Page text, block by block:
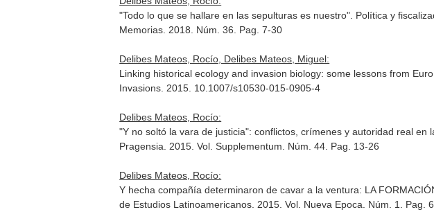
"Todo lo que se hallare en las sepulturas es nuestro". Política y
Memorias . 2018. Núm. 36. Pag. 7-30
Delibes Mateos, Rocío, Delibes Mateos, Miguel:
Linking historical ecology and invasion biology: some lessons from
Invasions . 2015. 10.1007/s10530-015-0905-4
Delibes Mateos, Rocío:
"Y no soltó la vara de justicia": conflictos, crímenes y autoridad real
Pragensia . 2015. Vol. Supplementum. Núm. 44. Pag. 13-26
Delibes Mateos, Rocío:
Y hecha compañía determinaron de cavar a la ventura: LA
de Estudios Latinoamericanos . 2015. Vol. Nueva Epoca. Núm. 1. Pag.